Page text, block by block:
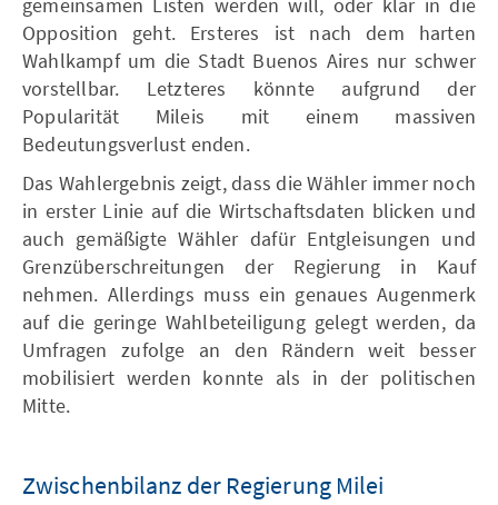
Opposition geht. Ersteres ist nach dem harten
Wahlkampf um die Stadt Buenos Aires nur schwer
vorstellbar. Letzteres könnte aufgrund der
Popularität Mileis mit einem massiven
Bedeutungsverlust enden.
Das Wahlergebnis zeigt, dass die Wähler immer noch
in erster Linie auf die Wirtschaftsdaten blicken und
auch gemäßigte Wähler dafür Entgleisungen und
Grenzüberschreitungen der Regierung in Kauf
nehmen. Allerdings muss ein genaues Augenmerk
auf die geringe Wahlbeteiligung gelegt werden, da
Umfragen zufolge an den Rändern weit besser
mobilisiert werden konnte als in der politischen
Mitte.
Zwischenbilanz der Regierung Milei